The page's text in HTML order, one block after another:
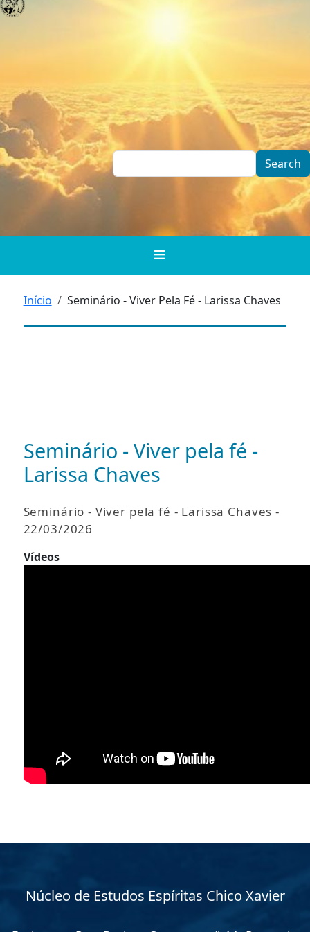
Skip to main content
Search
Início Seminário - Viver Pela Fé - Larissa Chaves
Seminário - Viver pela fé -
Larissa Chaves
Seminário - Viver pela fé - Larissa Chaves -
22/03/2026
Vídeos
Núcleo de Estudos Espíritas Chico Xavier